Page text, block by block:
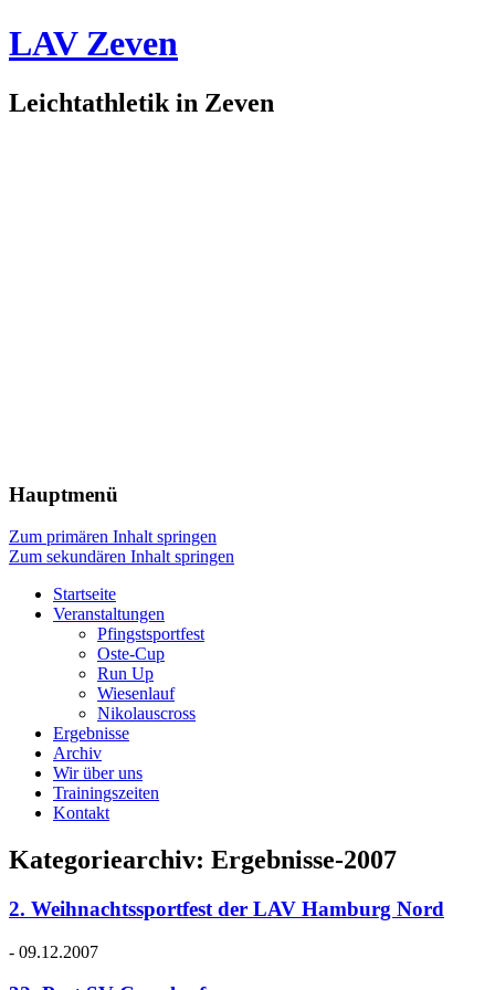
LAV Zeven
Leichtathletik in Zeven
Hauptmenü
Zum primären Inhalt springen
Zum sekundären Inhalt springen
Startseite
Veranstaltungen
Pfingstsportfest
Oste-Cup
Run Up
Wiesenlauf
Nikolauscross
Ergebnisse
Archiv
Wir über uns
Trainingszeiten
Kontakt
Kategoriearchiv: Ergebnisse-2007
2. Weihnachtssportfest der LAV Hamburg Nord
- 09.12.2007